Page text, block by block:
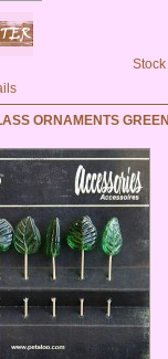
Stock
ORNAMENTS